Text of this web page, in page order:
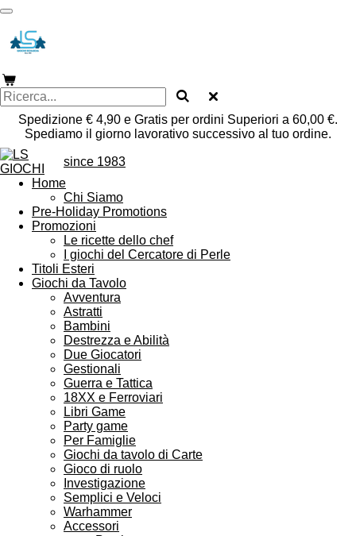
Vai
contenuto
principale
Spedizione € 4,90 e Gratis per ordini Superiori a 60,00 €.
Spediamo il giorno lavorativo successivo al tuo ordine.
since 1983
Home
Chi Siamo
Pre-Holiday Promotions
Promozioni
Le ricette dello chef
I giochi del Cercatore di Perle
Titoli Esteri
Giochi da Tavolo
Avventura
Astratti
Bambini
Destrezza e Abilità
Due Giocatori
Gestionali
Guerra e Tattica
18XX e Ferroviari
Libri Game
Party game
Per Famiglie
Giochi da tavolo di Carte
Gioco di ruolo
Investigazione
Semplici e Veloci
Warhammer
Accessori